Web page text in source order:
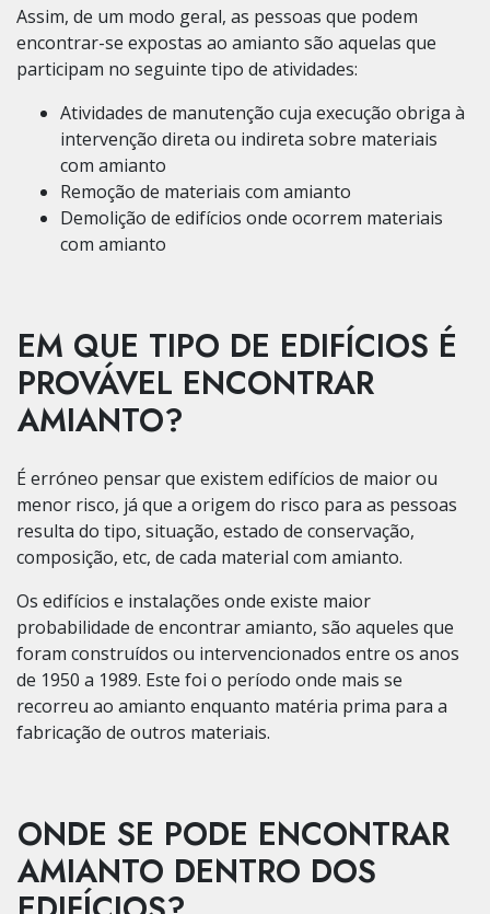
Assim, de um modo geral, as pessoas que podem
encontrar-se expostas ao amianto são aquelas que
participam no seguinte tipo de atividades:
Atividades de manutenção cuja execução obriga à
intervenção direta ou indireta sobre materiais
com amianto
Remoção de materiais com amianto
Demolição de edifícios onde ocorrem materiais
com amianto
EM QUE TIPO DE EDIFÍCIOS É
PROVÁVEL ENCONTRAR
AMIANTO?
É erróneo pensar que existem edifícios de maior ou
menor risco, já que a origem do risco para as pessoas
resulta do tipo, situação, estado de conservação,
composição, etc, de cada material com amianto.
Os edifícios e instalações onde existe maior
probabilidade de encontrar amianto, são aqueles que
foram construídos ou intervencionados entre os anos
de 1950 a 1989. Este foi o período onde mais se
recorreu ao amianto enquanto matéria prima para a
fabricação de outros materiais.
ONDE SE PODE ENCONTRAR
AMIANTO DENTRO DOS